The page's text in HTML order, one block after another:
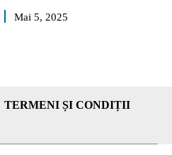
Mai 5, 2025
TERMENI ȘI CONDIȚII